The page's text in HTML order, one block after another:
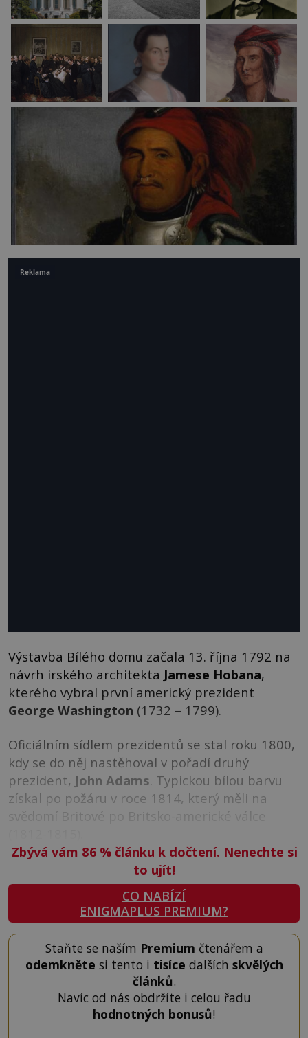
Výstavba Bílého domu začala 13. října 1792 na
návrh irského architekta Jamese Hobana,
kterého vybral první americký prezident
George Washington (1732 – 1799).
Oficiálním sídlem prezidentů se stal roku 1800,
kdy se do něj nastěhoval v pořadí druhý
prezident, John Adams. Typickou bílou barvu
získal po požáru v roce 1814, který měli na
svědomí Britové po Britsko-americké válce
Zbývá vám 86 %článku k dočtení. Nenechte si
to ujít!
CO NABÍZÍ
ENIGMAPLUS PREMIUM?
Staňte se naším Premium čtenářem a
odemkněte si tento i tisíce dalších skvělých
článků.
Navíc od nás obdržíte i celou řadu
hodnotných bonusů!
Reklama